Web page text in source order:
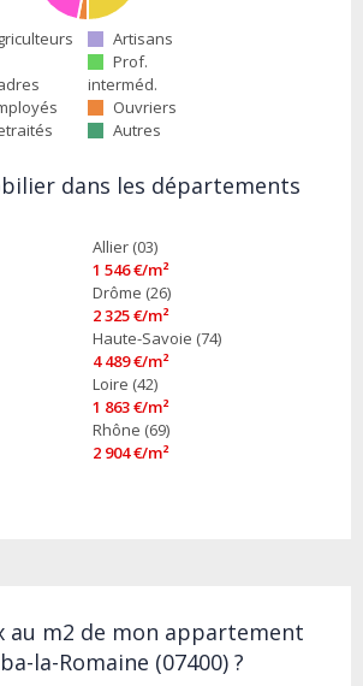
Artisans
Prof.
interméd.
Ouvriers
Autres
dans les départements
Allier (03)
1 546 €/m²
Drôme (26)
2 325 €/m²
Haute-Savoie (74)
4 489 €/m²
Loire (42)
1 863 €/m²
Rhône (69)
2 904 €/m²
au m2 de mon appartement
la-Romaine (07400) ?